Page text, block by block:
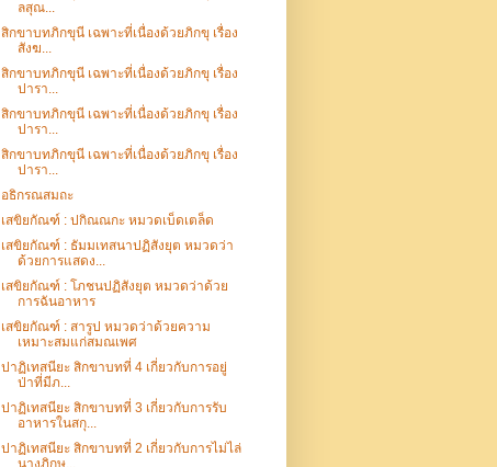
ลสุณ...
สิกขาบทภิกขุนี เฉพาะที่เนื่องด้วยภิกขุ เรื่อง
สังฆ...
สิกขาบทภิกขุนี เฉพาะที่เนื่องด้วยภิกขุ เรื่อง
ปารา...
สิกขาบทภิกขุนี เฉพาะที่เนื่องด้วยภิกขุ เรื่อง
ปารา...
สิกขาบทภิกขุนี เฉพาะที่เนื่องด้วยภิกขุ เรื่อง
ปารา...
อธิกรณสมถะ
เสขิยกัณฑ์ : ปกิณณกะ หมวดเบ็ดเตล็ด
เสขิยกัณฑ์ : ธัมมเทสนาปฏิสังยุต หมวดว่า
ด้วยการแสดง...
เสขิยกัณฑ์ : โภชนปฏิสังยุต หมวดว่าด้วย
การฉันอาหาร
เสขิยกัณฑ์ : สารูป หมวดว่าด้วยความ
เหมาะสมแก่สมณเพศ
ปาฏิเทสนียะ สิกขาบทที่ 4 เกี่ยวกับการอยู่
ป่าที่มีภ...
ปาฏิเทสนียะ สิกขาบทที่ 3 เกี่ยวกับการรับ
อาหารในสกุ...
ปาฏิเทสนียะ สิกขาบทที่ 2 เกี่ยวกับการไม่ไล่
นางภิกษ...